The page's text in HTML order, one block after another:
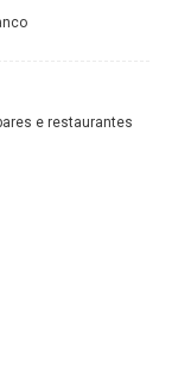
e restaurantes